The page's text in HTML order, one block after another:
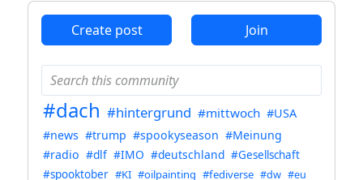
Create post Join
#dach #hintergrund #mittwoch #USA
#news #trump #spookyseason #Meinung
#radio #dlf #IMO #deutschland #Gesellschaft
#spooktober #KI #oilpainting #fediverse #dw #eu